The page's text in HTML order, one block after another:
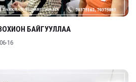
БАЙГУУЛЛАА
16